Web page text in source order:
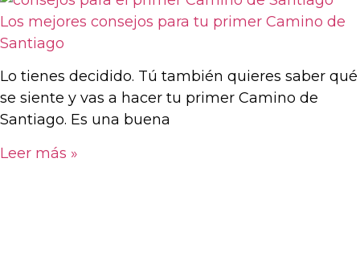
Los mejores consejos para tu primer Camino de
Santiago
Lo tienes decidido. Tú también quieres saber qué
se siente y vas a hacer tu primer Camino de
Santiago. Es una buena
Leer más »